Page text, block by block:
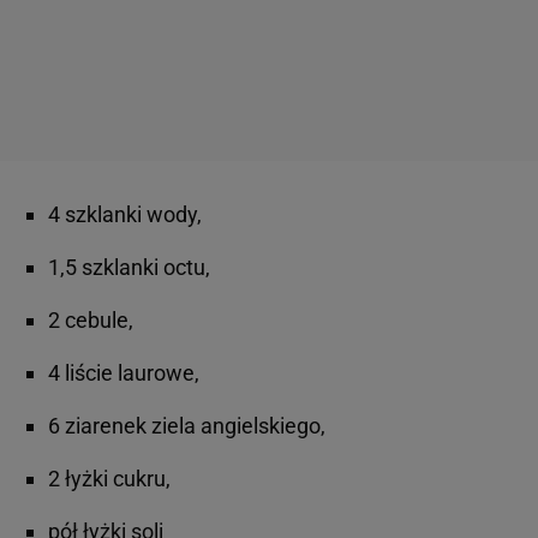
4 szklanki wody,
1,5 szklanki octu,
2 cebule,
4 liście laurowe,
6 ziarenek ziela angielskiego,
2 łyżki cukru,
pół łyżki soli